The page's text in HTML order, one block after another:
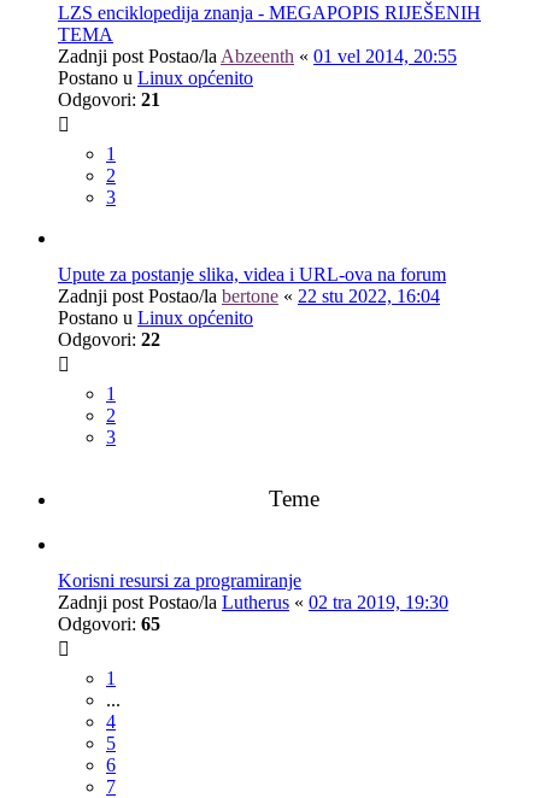
LZS enciklopedija znanja - MEGAPOPIS RIJEŠENIH
TEMA
Zadnji post Postao/la Abzeenth « 01 vel 2014, 20:55
Postano u Linux općenito
Odgovori: 21
1
2
3
Upute za postanje slika, videa i URL-ova na forum
Zadnji post Postao/la bertone « 22 stu 2022, 16:04
Postano u Linux općenito
Odgovori: 22
1
2
3
Teme
Korisni resursi za programiranje
Zadnji post Postao/la Lutherus « 02 tra 2019, 19:30
Odgovori: 65
1
...
4
5
6
7